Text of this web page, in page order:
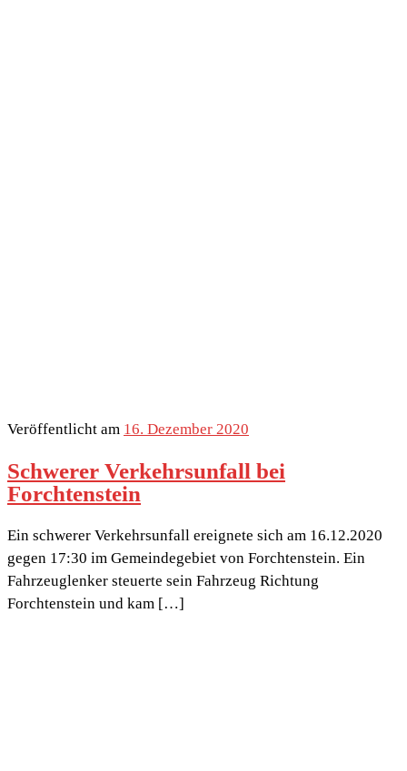
Veröffentlicht am 16. Dezember 2020
Schwerer Verkehrsunfall bei
Forchtenstein
Ein schwerer Verkehrsunfall ereignete sich am 16.12.2020
gegen 17:30 im Gemeindegebiet von Forchtenstein. Ein
Fahrzeuglenker steuerte sein Fahrzeug Richtung
Forchtenstein und kam […]